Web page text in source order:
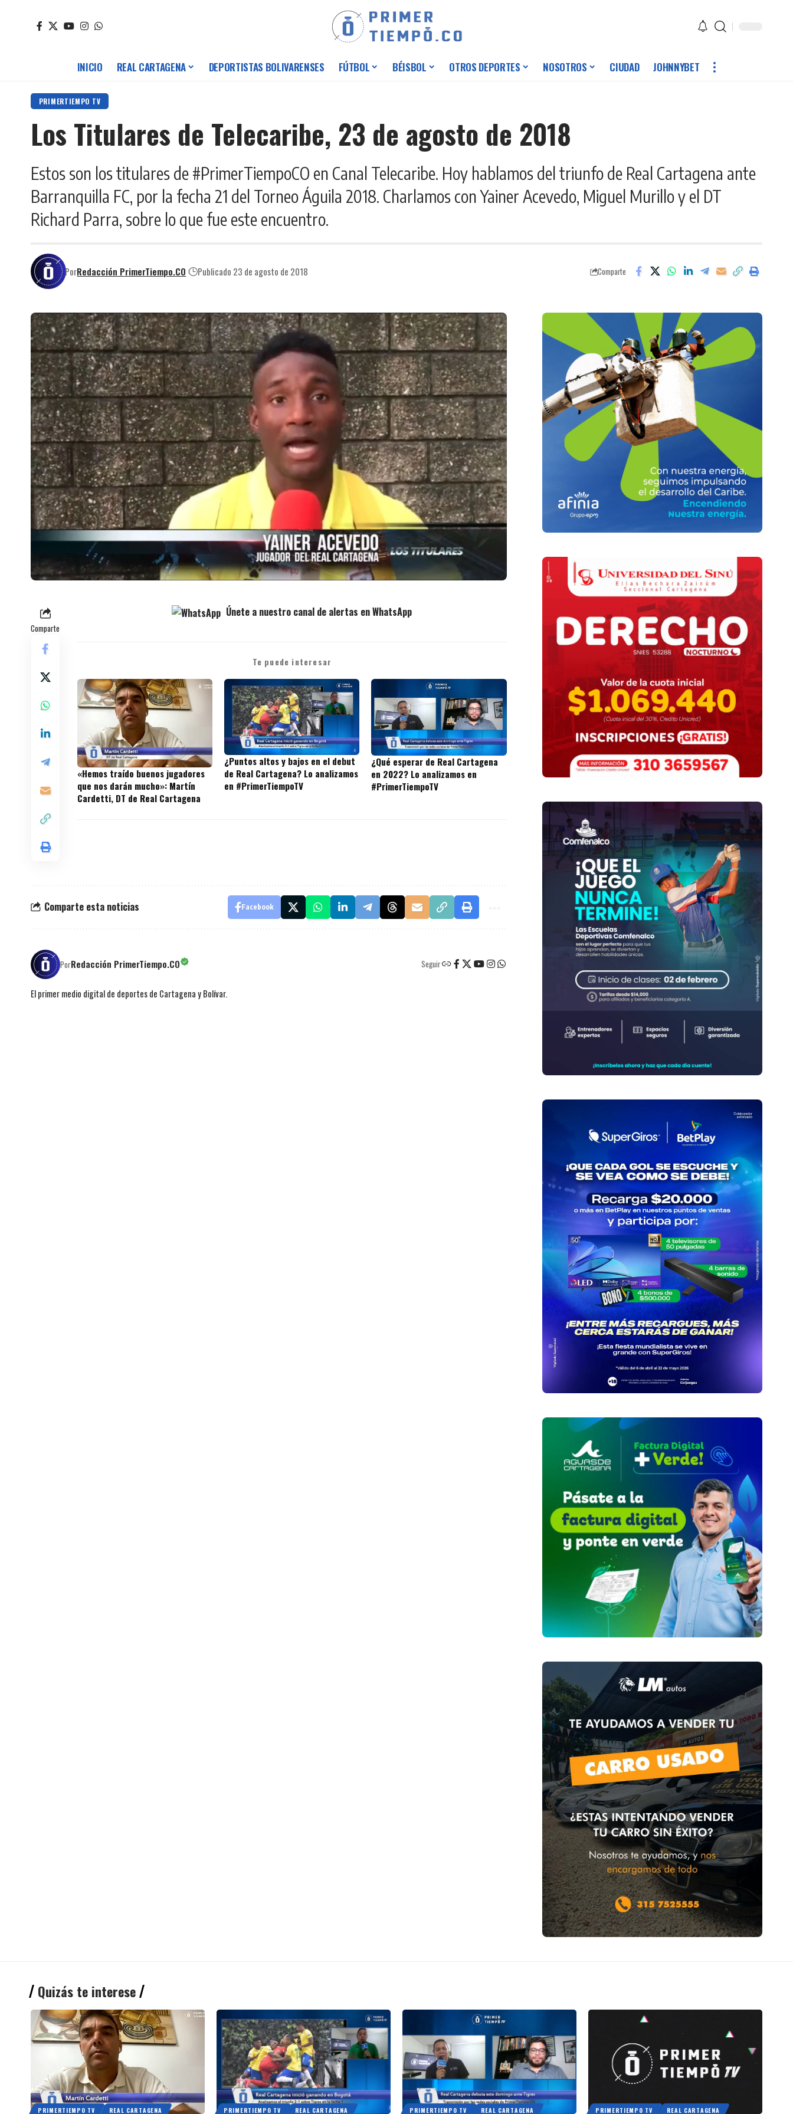
INICIO REAL CARTAGENA DEPORTISTAS BOLIVARENSES FÚTBOL BÉISBOL OTROS DEPORTES NOSOTROS CIUDAD JOHNNYBET
PRIMERTIEMPO TV
Los Titulares de Telecaribe, 23 de agosto de 2018
Estos son los titulares de #PrimerTiempoCO en Canal Telecaribe. Hoy hablamos del triunfo de Real Cartagena ante
Barranquilla FC, por la fecha 21 del Torneo Águila 2018. Charlamos con Yainer Acevedo, Miguel Murillo y el DT
Richard Parra, sobre lo que fue este encuentro.
PorRedacción PrimerTiempo.CO Publicado 23 de agosto de 2018 Comparte
Comparte
Únete a nuestro canal de alertas en WhatsApp
Te puede interesar
«Hemos traído buenos jugadores
que nos darán mucho»: Martín
Cardetti, DT de Real Cartagena
¿Puntos altos y bajos en el debut
de Real Cartagena? Lo analizamos
en #PrimerTiempoTV
¿Qué esperar de Real Cartagena
en 2022? Lo analizamos en
#PrimerTiempoTV
Comparte esta noticias Facebook
PorRedacción PrimerTiempo.CO Seguir
El primer medio digital de deportes de Cartagena y Bolívar.
Quizás te interese
PRIMERTIEMPO TV REAL CARTAGENA PRIMERTIEMPO TV REAL CARTAGENA PRIMERTIEMPO TV REAL CARTAGENA PRIMERTIEMPO TV REAL CARTAGENA